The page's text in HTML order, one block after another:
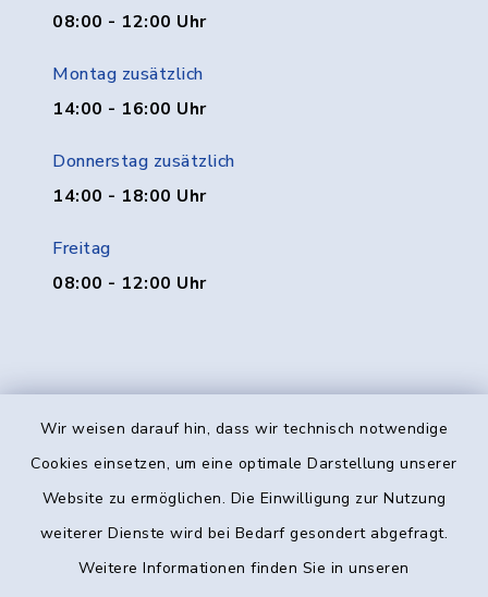
Wir weisen darauf hin, dass wir technisch notwendige
Cookies einsetzen, um eine optimale Darstellung unserer
Website zu ermöglichen. Die Einwilligung zur Nutzung
weiterer Dienste wird bei Bedarf gesondert abgefragt.
Weitere Informationen finden Sie in unseren
08:00 - 12:00 Uhr
Montag zusätzlich
14:00 - 16:00 Uhr
Donnerstag zusätzlich
14:00 - 18:00 Uhr
Freitag
08:00 - 12:00 Uhr
Kontakt
Datenschutz